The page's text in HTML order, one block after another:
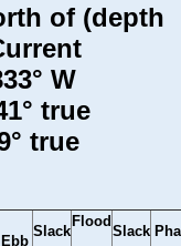
of (depth
W
true
true
Ebb
Slack
Flood
Slack